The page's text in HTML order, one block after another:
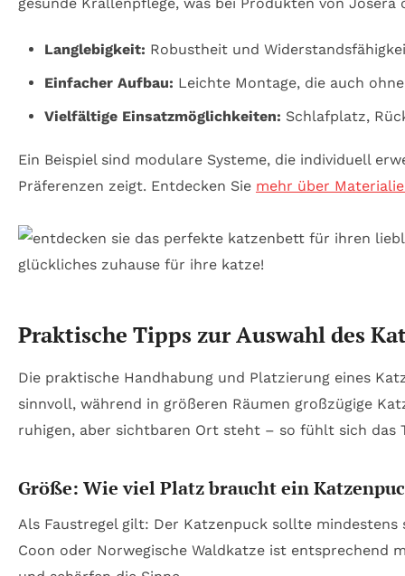
Langlebigkeit: Robustheit und
Einfacher Aufbau: Leichte Montage, die auch
Vielfältige Einsatzmöglichkeiten: Schlafplatz,
Ein Beispiel sind modulare Systeme, die individuell
Präferenzen zeigt. Entdecken Sie mehr über
Praktische Tipps zur Auswahl des
Die praktische Handhabung und Platzierung eines
sinnvoll, während in größeren Räumen großzügige
ruhigen, aber sichtbaren Ort steht – so fühlt sich das
Größe: Wie viel Platz braucht ein
Als Faustregel gilt: Der Katzenpuck sollte mindestens
Coon oder Norwegische Waldkatze ist entsprechend